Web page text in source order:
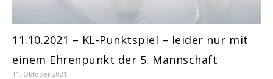
11.10.2021 – KL-Punktspiel – leider nur mit
einem Ehrenpunkt der 5. Mannschaft
11. Oktober 2021